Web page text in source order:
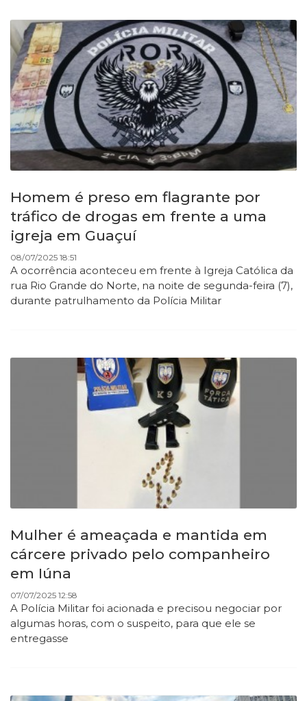
Homem é preso em flagrante por
tráfico de drogas em frente a uma
igreja em Guaçuí
08/07/2025 18:51
A ocorrência aconteceu em frente à Igreja Católica da
rua Rio Grande do Norte, na noite de segunda-feira (7),
durante patrulhamento da Polícia Militar
Mulher é ameaçada e mantida em
cárcere privado pelo companheiro
em Iúna
07/07/2025 12:58
A Polícia Militar foi acionada e precisou negociar por
algumas horas, com o suspeito, para que ele se
entregasse